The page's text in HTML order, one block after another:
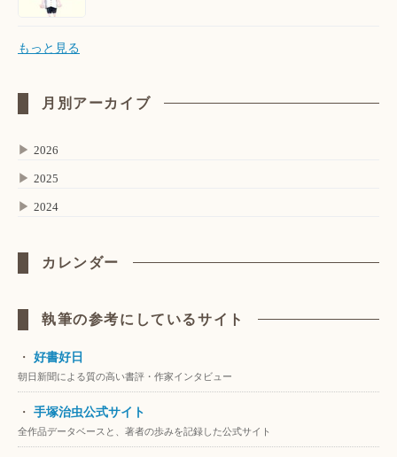
もっと見る
月別アーカイブ
▶ 2026
▶ 2025
▶ 2024
カレンダー
執筆の参考にしているサイト
・ 好書好日
朝日新聞による質の高い書評・作家インタビュー
・ 手塚治虫公式サイト
全作品データベースと、著者の歩みを記録した公式サイト